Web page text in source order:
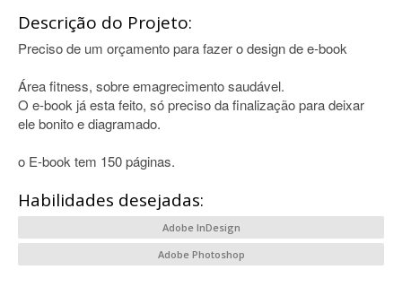
Descrição do Projeto:
Preciso de um orçamento para fazer o design de e-book
Área fitness, sobre emagrecimento saudável.
O e-book já esta feito, só preciso da finalização para deixar
ele bonito e diagramado.
o E-book tem 150 páginas.
Habilidades desejadas:
Adobe InDesign
Adobe Photoshop